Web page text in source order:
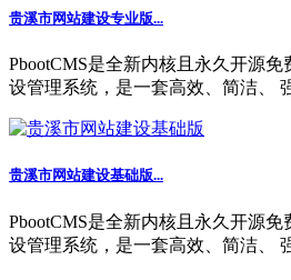
贵溪市网站建设专业版...
PbootCMS是全新内核且永久开源
设管理系统，是一套高效、简洁、
贵溪市网站建设基础版...
PbootCMS是全新内核且永久开源
设管理系统，是一套高效、简洁、